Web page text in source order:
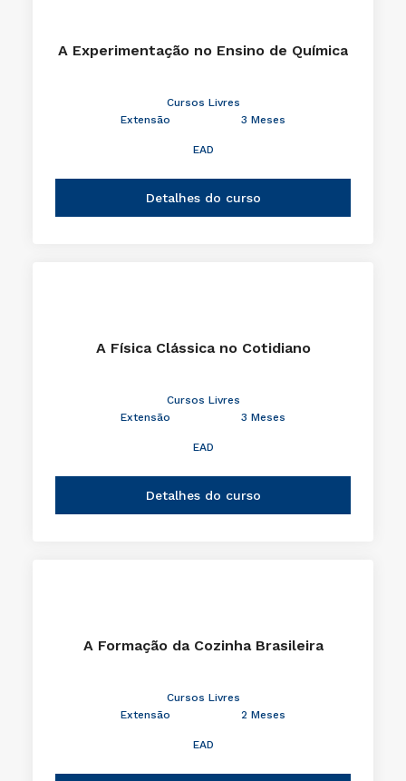
A Experimentação no Ensino de Química
Cursos Livres
Extensão
3 Meses
EAD
Detalhes do curso
A Física Clássica no Cotidiano
Cursos Livres
Extensão
3 Meses
EAD
Detalhes do curso
A Formação da Cozinha Brasileira
Cursos Livres
Extensão
2 Meses
EAD